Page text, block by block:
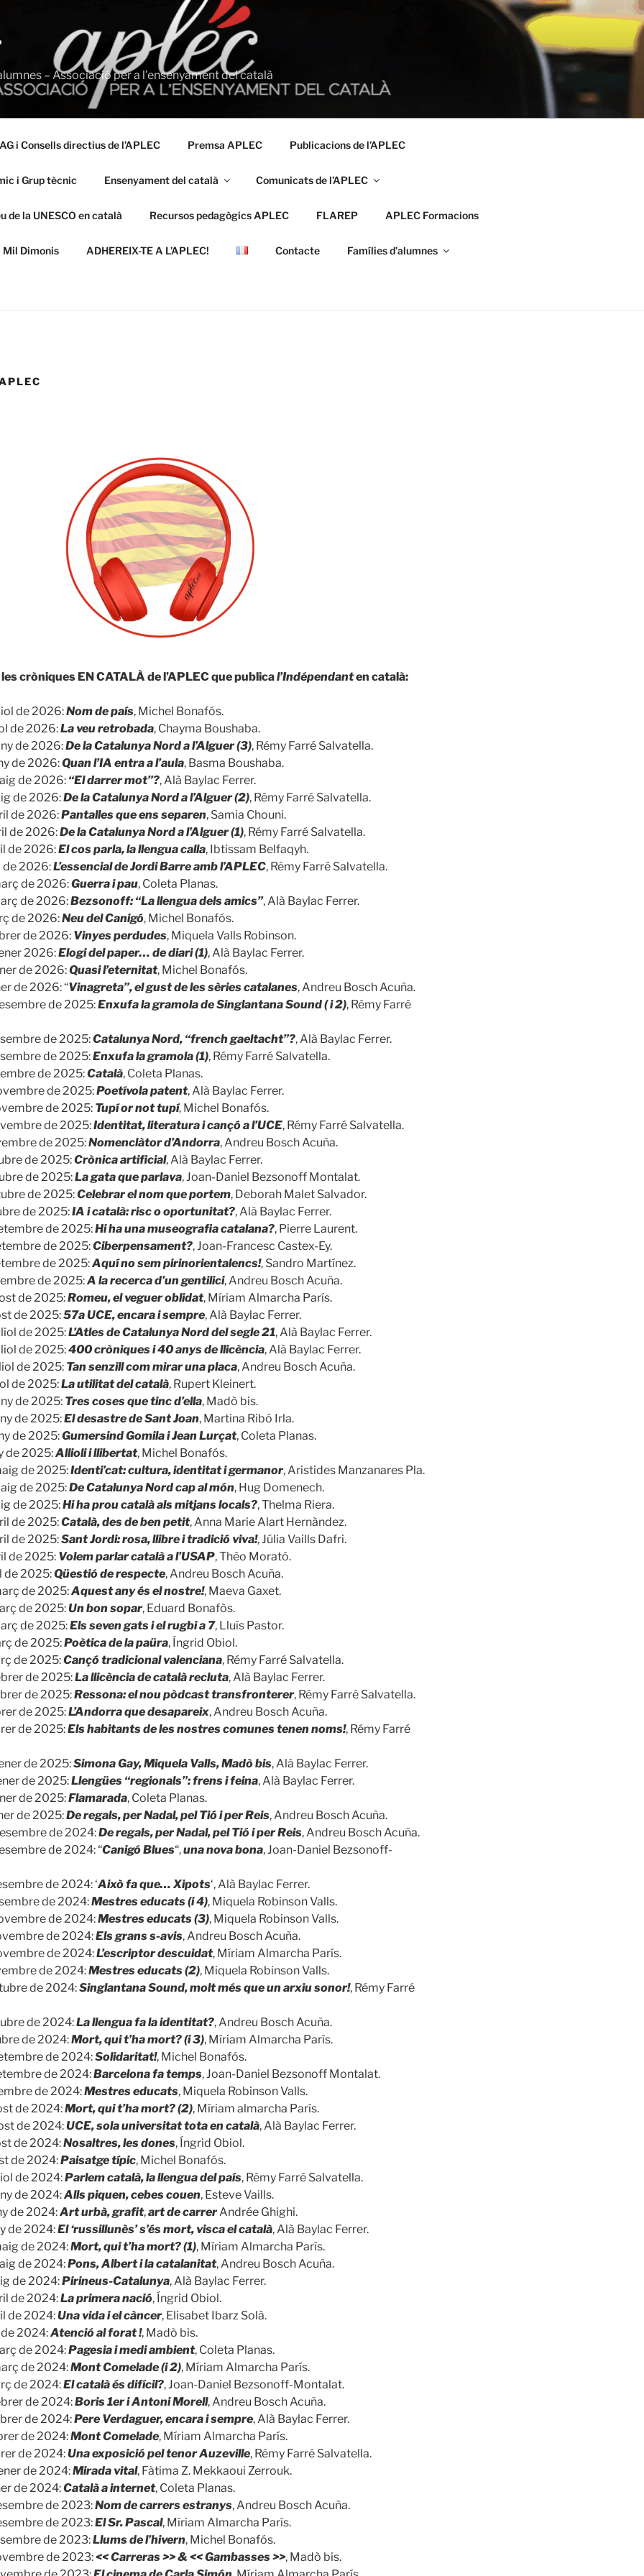
– Associació per a l'ensenyament del català
i Consells directius de l’APLEC Premsa APLEC Publicacions de l’APLEC
i Grup tècnic Ensenyament del català Comunicats de l’APLEC
de la UNESCO en català Recursos pedagògics APLEC FLAREP APLEC Formacions
Mil Dimonis ADHEREIX-TE A L’APLEC! Contacte Famílies d’alumnes
cròniques EN CATALÀ de l’APLEC que publical’Indépendanten català:
de 2026:Nom de país, Michel Bonafós.
de 2026:La veu retrobada, Chayma Boushaba.
de 2026:De la Catalunya Nord a l’Alguer (3), Rémy Farré Salvatella.
de 2026:Quan l’IA entra a l’aula, Basma Boushaba.
de 2026: “El darrer mot”?, Alà Baylac Ferrer.
de 2026:De la Catalunya Nord a l’Alguer (2), Rémy Farré Salvatella.
de 2026:Pantalles que ens separen, Samia Chouni.
de 2026:De la Catalunya Nord a l’Alguer (1), Rémy Farré Salvatella.
de 2026:El cos parla, la llengua calla, Ibtissam Belfaqyh.
de 2026:L’essencial de Jordi Barre amb l’APLEC, Rémy Farré Salvatella.
de 2026:Guerra i pau, Coleta Planas.
de 2026:Bezsonoff: “La llengua dels amics”, Alà Baylac Ferrer.
de 2026:Neu del Canigó, Michel Bonafós.
de 2026: Vinyes perdudes, Miquela Valls Robinson.
2026:Elogi del paper… de diari (1), Alà Baylac Ferrer.
de 2026:Quasi l’eternitat, Michel Bonafós.
de 2026: “Vinagreta”, el gust de les sèries catalanes, Andreu Bosch Acuña.
de 2025:Enxufa la gramola de Singlantana Sound ( i 2), Rémy Farré
de 2025:Catalunya Nord, “french gaeltacht”?, Alà Baylac Ferrer.
de 2025:Enxufa la gramola (1), Rémy Farré Salvatella.
de 2025:Català, Coleta Planas.
de 2025:Poetívola patent, Alà Baylac Ferrer.
de 2025: Tupí or not tupí, Michel Bonafós.
de 2025:Identitat, literatura i cançó a l’UCE, Rémy Farré Salvatella.
de 2025:Nomenclàtor d’Andorra, Andreu Bosch Acuña.
de 2025:Crònica artificial, Alà Baylac Ferrer.
de 2025:La gata que parlava, Joan-Daniel Bezsonoff Montalat.
de 2025:Celebrar el nom que portem, Deborah Malet Salvador.
de 2025:IA i català: risc o oportunitat?, Alà Baylac Ferrer.
de 2025:Hi ha una museografia catalana?, Pierre Laurent.
de 2025:Ciberpensament?, Joan-Francesc Castex-Ey.
de 2025:Aquí no sem pirinorientalencs!, Sandro Martínez.
de 2025:A la recerca d’un gentilici, Andreu Bosch Acuña.
de 2025:Romeu, el veguer oblidat, Míriam Almarcha París.
de 2025:57a UCE, encara i sempre, Alà Baylac Ferrer.
de 2025:L’Atles de Catalunya Nord del segle 21, Alà Baylac Ferrer.
de 2025:400 cròniques i 40 anys de llicència, Alà Baylac Ferrer.
de 2025: Tan senzill com mirar una placa, Andreu Bosch Acuña.
de 2025:La utilitat del català, Rupert Kleinert.
de 2025: Tres coses que tinc d’ella, Madò bis.
de 2025:El desastre de Sant Joan, Martina Ribó Irla.
de 2025:Gumersind Gomila i Jean Lurçat, Coleta Planas.
de 2025:Allioli i llibertat, Michel Bonafós.
de 2025:Identi’cat: cultura, identitat i germanor, Aristides Manzanares Pla.
de 2025:De Catalunya Nord cap al món, Hug Domenech.
de 2025:Hi ha prou català als mitjans locals?, Thelma Riera.
de 2025:Català, des de ben petit, Anna Marie Alart Hernàndez.
de 2025:Sant Jordi: rosa, llibre i tradició viva!, Júlia Vaills Dafri.
de 2025: Volem parlar català a l’USAP, Théo Morató.
de 2025:Qüestió de respecte, Andreu Bosch Acuña.
de 2025:Aquest any és el nostre!, Maeva Gaxet.
de 2025:Un bon sopar, Eduard Bonafòs.
de 2025:Els seven gats i el rugbi a 7, Lluís Pastor.
de 2025:Poètica de la paüra, Íngrid Obiol.
de 2025:Cançó tradicional valenciana, Rémy Farré Salvatella.
de 2025:La llicència de català recluta, Alà Baylac Ferrer.
de 2025:Ressona: el nou pòdcast transfronterer, Rémy Farré Salvatella.
de 2025:L’Andorra que desapareix, Andreu Bosch Acuña.
de 2025:Els habitants de les nostres comunes tenen noms!, Rémy Farré
de 2025:Simona Gay, Miquela Valls, Madò bis, Alà Baylac Ferrer.
de 2025:Llengües “regionals”: frens i feina, Alà Baylac Ferrer.
de 2025:Flamarada, Coleta Planas.
de 2025:De regals, per Nadal, pel Tió i per Reis, Andreu Bosch Acuña.
de 2024:De regals,per Nadal, pel Tió i per Reis, Andreu Bosch Acuña.
de 2024: “Canigó Blues“,una nova bona, Joan-Daniel Bezsonoff-
de 2024: ‘Això fa que… Xipots‘, Alà Baylac Ferrer.
de 2024:Mestres educats (i 4), Miquela Robinson Valls.
de 2024:Mestres educats (3), Miquela Robinson Valls.
de 2024:Els grans s-avis, Andreu Bosch Acuña.
de 2024:L’escriptor descuidat, Míriam Almarcha París.
de 2024:Mestres educats (2), Miquela Robinson Valls.
de 2024:Singlantana Sound, molt més que un arxiu sonor!, Rémy Farré
de 2024:La llengua fa la identitat?, Andreu Bosch Acuña.
de 2024:Mort, qui t’ha mort? (i 3), Míriam Almarcha París.
de 2024:Solidaritat!, Michel Bonafós.
de 2024:Barcelona fa temps, Joan-Daniel Bezsonoff Montalat.
de 2024:Mestres educats, Miquela Robinson Valls.
de 2024:Mort, qui t’ha mort? (2), Míriam almarcha París.
de 2024:UCE, sola universitat tota en català, Alà Baylac Ferrer.
de 2024:Nosaltres, les dones, Íngrid Obiol.
de 2024:Paisatge típic, Michel Bonafós.
de 2024:Parlem català, la llenguadel país, Rémy Farré Salvatella.
de 2024:Alls piquen, cebes couen, Esteve Vaills.
de 2024:Art urbà, grafit,art de carrerAndrée Ghighi.
de 2024:El ‘russillunès’ s’és mort, visca el català, Alà Baylac Ferrer.
de 2024:Mort, qui t’ha mort? (1), Míriam Almarcha París.
de 2024:Pons, Albert i la catalanitat, Andreu Bosch Acuña.
de 2024:Pirineus-Catalunya, Alà Baylac Ferrer.
de 2024:La primera nació, Íngrid Obiol.
de 2024:Una vida i el càncer, Elisabet Ibarz Solà.
2024:Atenció al forat !, Madò bis.
de 2024:Pagesia i medi ambient, Coleta Planas.
de 2024:Mont Comelade (i 2), Míriam Almarcha París.
de 2024:El català és difícil?, Joan-Daniel Bezsonoff-Montalat.
de 2024:Boris 1er i Antoni Morell, Andreu Bosch Acuña.
de 2024:Pere Verdaguer, encara i sempre, Alà Baylac Ferrer.
de 2024:Mont Comelade, Míriam Almarcha París.
de 2024:Una exposició pel tenor Auzeville, Rémy Farré Salvatella.
de 2024:Mirada vital, Fàtima Z. Mekkaoui Zerrouk.
de 2024:Català a internet, Coleta Planas.
de 2023:Nom de carrers estranys, Andreu Bosch Acuña.
de 2023:El Sr. Pascal, Míriam Almarcha París.
de 2023:Llums de l’hivern, Michel Bonafós.
de 2023:<< Carreras >> & << Gambasses >>, Madò bis.